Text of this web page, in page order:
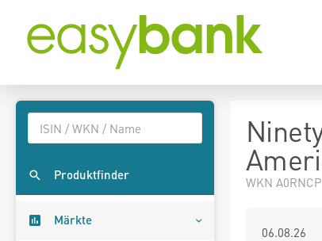
Produktfinder
Märkte
WKN
06.08.26